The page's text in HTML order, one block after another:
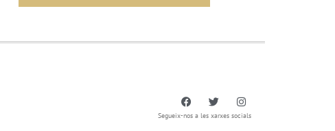
Segueix-nos a les xarxes socials